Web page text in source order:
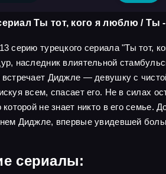
Ты тот, кого я люблю / Ты
серию турецкого сериала "Ты тот,
наследник влиятельной
Диджле — девушку с
всем, спасает его. Не в силах
которой не знает никто в его
Диджле, впервые увидевшей
сериалы: